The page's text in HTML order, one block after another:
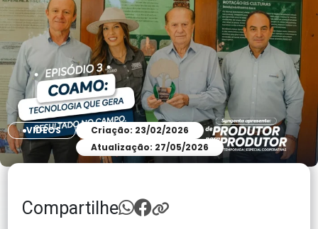
VIDEOS
Criação: 23/02/2026
Atualização: 27/05/2026
Compartilhe